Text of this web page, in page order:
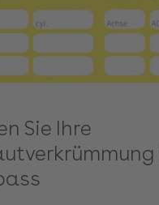
Sie Ihre